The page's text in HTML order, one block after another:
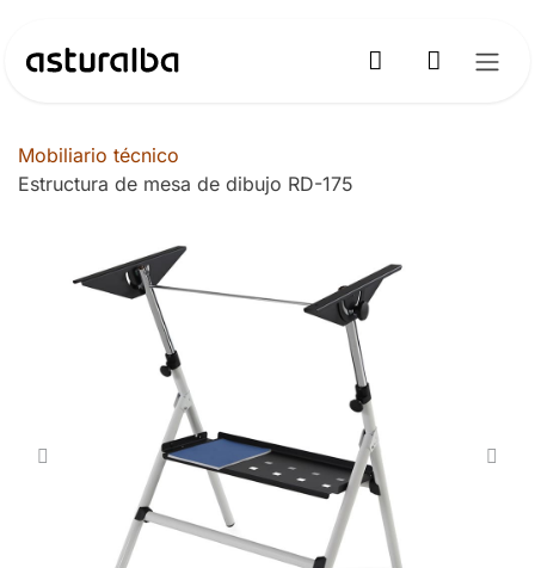
Mobiliario técnico
Estructura de mesa de dibujo RD-175